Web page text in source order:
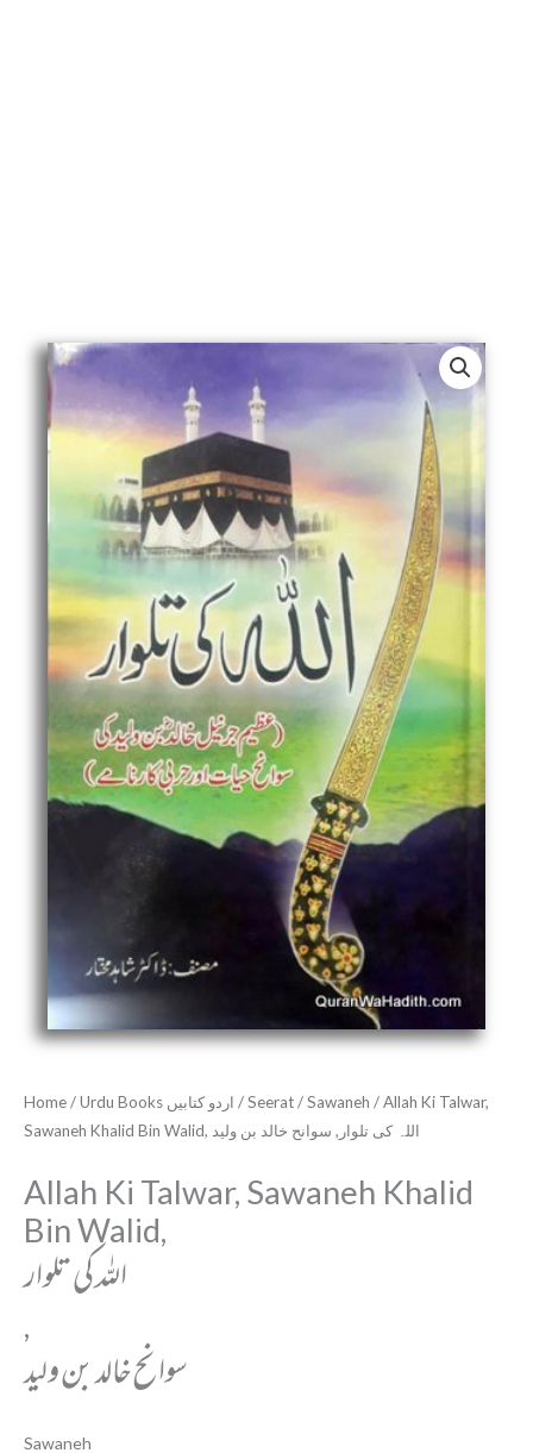
Home/ Urdu Books اردو کتابیں /Seerat/Sawaneh / Allah Ki Talwar,
Sawaneh Khalid Bin Walid, اللہ کی تلوار, سوانح خالد بن ولید
Allah Ki Talwar, Sawaneh Khalid
Bin Walid,
اللہ کی تلوار
,
سوانح خالد بن ولید
Sawaneh
Sawaneh
Walid,
تلوار,
خالد
ولید
quantity